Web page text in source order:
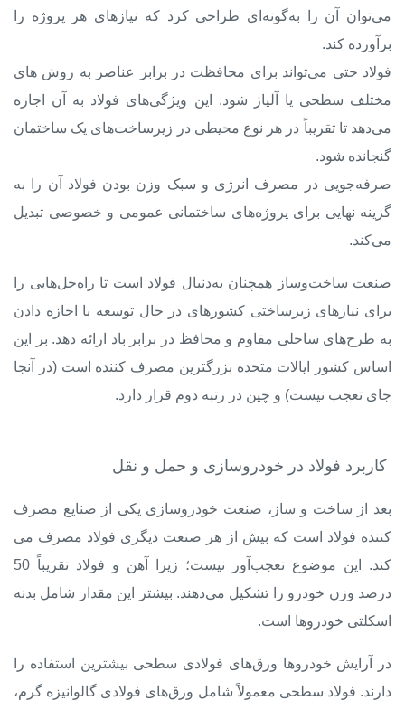
می‌توان آن را به‌گونه‌ای طراحی کرد که نیازهای هر پروژه را
برآورده کند.
فولاد حتی می‌تواند برای محافظت در برابر عناصر به روش های
مختلف سطحی یا آلیاژ شود. این ویژگی‌های فولاد به آن اجازه
می‌دهد تا تقریباً در هر نوع محیطی در زیرساخت‌های یک ساختمان
گنجانده شود.
صرفه‌جویی در مصرف انرژی و سبک وزن بودن فولاد آن را به
گزینه نهایی برای پروژ‌ه‌های ساختمانی عمومی و خصوصی تبدیل
می‌کند.
صنعت ساخت‌وساز همچنان به‌دنبال فولاد است تا راه‌حل‌هایی را
برای نیازهای زیرساختی کشورهای در حال توسعه با اجازه دادن
به طرح‌های ساحلی مقاوم و محافظ در برابر باد ارائه دهد. بر این
اساس کشور ایالات متحده بزرگترین مصرف کننده است (در آنجا
جای تعجب نیست) و چین در رتبه دوم قرار دارد.
کاربرد فولاد در خودروسازی و حمل و نقل
بعد از ساخت و ساز، صنعت خودروسازی یکی از صنایع مصرف
کننده فولاد است که بیش از هر صنعت دیگری فولاد مصرف می
کند. این موضوع تعجب‌آور نیست؛ زیرا آهن و فولاد تقریباً 50
درصد وزن خودرو را تشکیل می‌دهند. بیشتر این مقدار شامل بدنه
اسکلتی خودروها است.
در آرایش خودروها ورق‌های فولادی سطحی بیشترین استفاده را
دارند. فولاد سطحی معمولاً شامل ورق‌های فولادی گالوانیزه گرم،